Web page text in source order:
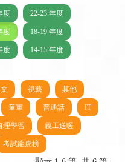
度 22-23 年度
度 18-19 年度
度 14-15 年度
視藝 其他
童軍 普通話 IT
理學習 義工送暖
考試龍虎榜